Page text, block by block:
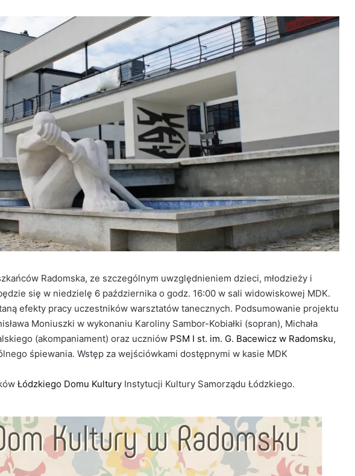
Radomska, ze szczególnym uwzględnieniem dzieci, młodzieży i
się w niedzielę 6 października o godz. 16:00 w sali widowiskowej MDK.
efekty pracy uczestników warsztatów tanecznych. Podsumowanie projektu
Moniuszki w wykonaniu Karoliny Sambor-Kobiałki (sopran), Michała
(akompaniament) oraz uczniów PSM I st. im. G. Bacewicz w Radomsku,
śpiewania. Wstęp za wejściówkami dostępnymi w kasie MDK
Łódzkiego Domu Kultury Instytucji Kultury Samorządu Łódzkiego.